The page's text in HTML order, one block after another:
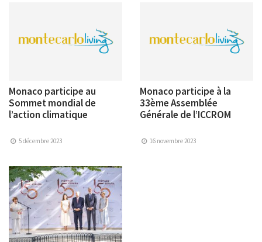
Monaco participe au
Sommet mondial de
l’action climatique
5 décembre 2023
Monaco participe à la
33ème Assemblée
Générale de l’ICCROM
16 novembre 2023